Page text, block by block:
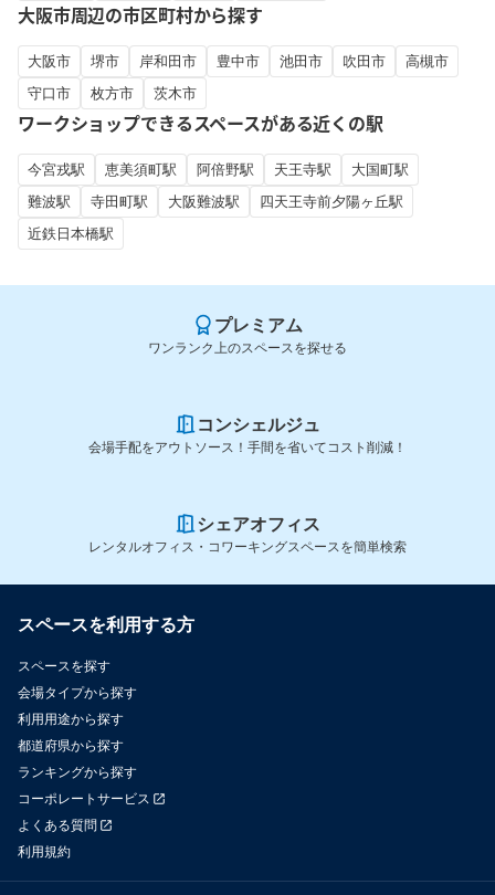
大阪市周辺の市区町村から探す
大阪市 堺市 岸和田市 豊中市 池田市 吹田市
高槻市
守口市
枚方市 茨木市
ワークショップできるスペースがある近くの駅
今宮戎駅 恵美須町駅 阿倍野駅 天王寺駅
大国町駅
難波駅
寺田町駅 大阪難波駅
四天王寺前夕陽ヶ丘駅
近鉄日本橋駅
プレミアム
ワンランク上のスペースを探せる
コンシェルジュ
会場手配をアウトソース！手間を省いてコスト削減！
シェアオフィス
レンタルオフィス・コワーキングスペースを簡単検索
スペースを利用する方
スペースを探す
会場タイプから探す
利用用途から探す
都道府県から探す
ランキングから探す
コーポレートサービス
よくある質問
利用規約